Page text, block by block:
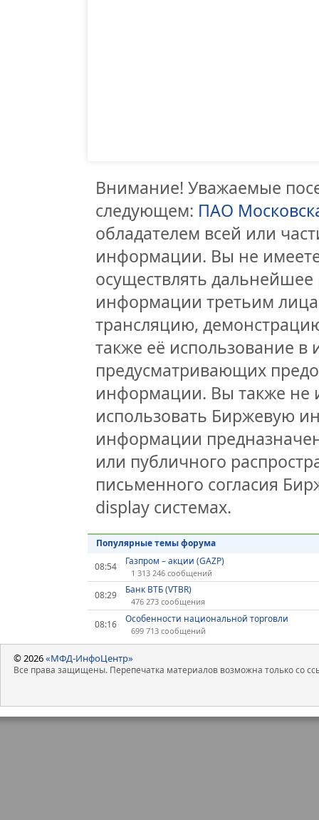
Внимание! Уважаемые
следующем: ПАО
обладателем всей или
информации. Вы не
осуществлять
информации третьим
трансляцию,
также её использование
предусматривающих
информации. Вы также не
использовать Биржевую
информации
или публичного
письменного согласия
display системах.
Популярные темы форума
08:54
Газпром – акции (GAZP)
1 313 246 сообщений
08:29 Банк ВТБ (VTBR)
476 273 сообщения
08:16 Особенности национальной торговли
699 713 сообщений
© 2026«МФД-ИнфоЦентр»
Все права защищены. Перепечатка материалов возможна только со